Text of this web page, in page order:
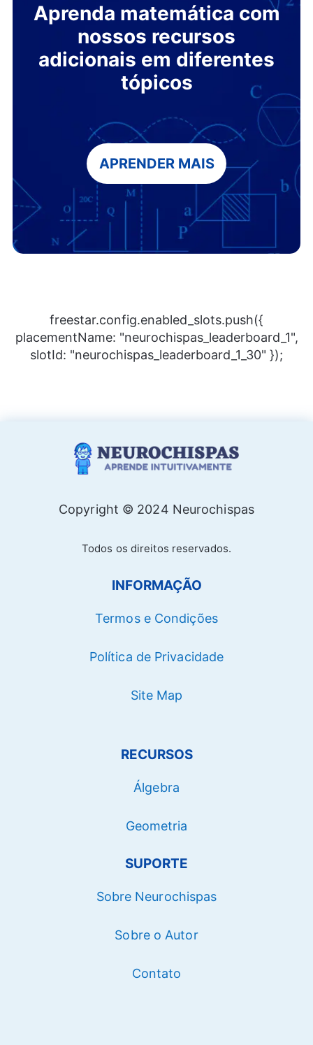
Aprenda matemática com
nossos recursos
adicionais em diferentes
tópicos
APRENDER MAIS
freestar.config.enabled_slots.push({
placementName: "neurochispas_leaderboard_1",
slotId: "neurochispas_leaderboard_1_30" });
Copyright © 2024 Neurochispas
Todos os direitos reservados.
INFORMAÇÃO
Termos e Condições
Política de Privacidade
Site Map
RECURSOS
Álgebra
Geometria
SUPORTE
Sobre Neurochispas
Sobre o Autor
Contato